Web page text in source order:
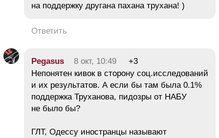
на поддержку другана пахана трухана! )
Ответить
Pegasus 8 окт, 10:49
+3
Непонятен кивок в сторону соц.исследований
и их результатов. А если бы там была 0.1%
поддержка Труханова, пидозры от НАБУ
не было бы?
ГЛТ, Одессу иностранцы называют